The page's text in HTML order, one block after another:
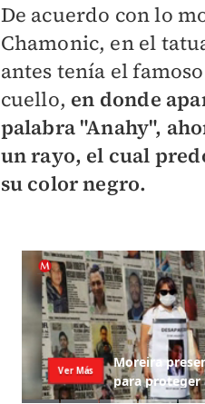
De acuerdo con lo
Chamonic, en el
antes tenía el
cuello, en donde
palabra "Anahy",
un rayo, el cual
su color negro.